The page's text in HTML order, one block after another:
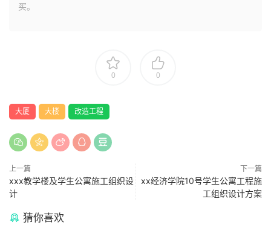
买。
0 0
大厦 大楼 改造工程
上一篇
xxx教学楼及学生公寓施工组织设
计
下一篇
xx经济学院10号学生公寓工程施
工组织设计方案
猜你喜欢